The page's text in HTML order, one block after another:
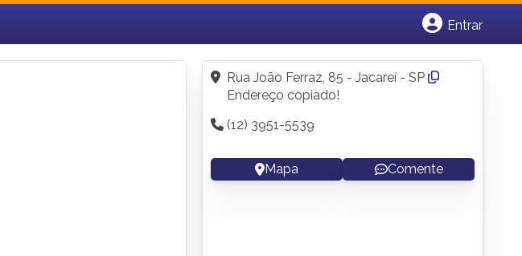
Entrar
Fazer login
Criar conta
Rua João Ferraz, 85 - Jacareí - SP
Endereço copiado!
(12) 3951-5539
Mapa Comente